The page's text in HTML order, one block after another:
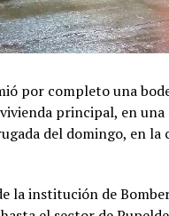
por completo una
principal, en una
del domingo, en la
la institución de